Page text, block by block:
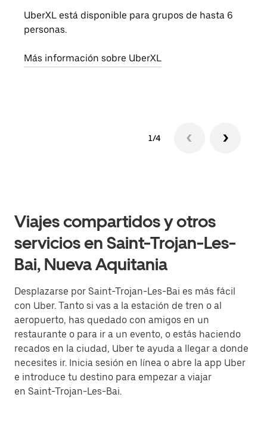
UberXL está disponible para grupos de hasta 6
personas.
Más información sobre UberXL
1/4
Viajes compartidos y otros
servicios en Saint-Trojan-Les-
Bai, Nueva Aquitania
Desplazarse por Saint-Trojan-Les-Bai es más fácil
con Uber. Tanto si vas a la estación de tren o al
aeropuerto, has quedado con amigos en un
restaurante o para ir a un evento, o estás haciendo
recados en la ciudad, Uber te ayuda a llegar a donde
necesites ir. Inicia sesión en línea o abre la app Uber
e introduce tu destino para empezar a viajar
en Saint-Trojan-Les-Bai.